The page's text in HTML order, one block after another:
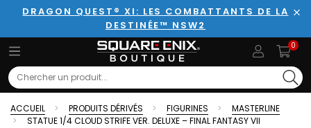
DRAGON QUEST® XI: LES COMBATTANTS DE LA
DESTINÉE™ NSW2
0
Search
ACCUEIL PRODUITS DÉRIVÉS FIGURINES
MASTERLINE
STATUE 1/4 CLOUD STRIFE VER. DELUXE – FINAL FANTASY VII